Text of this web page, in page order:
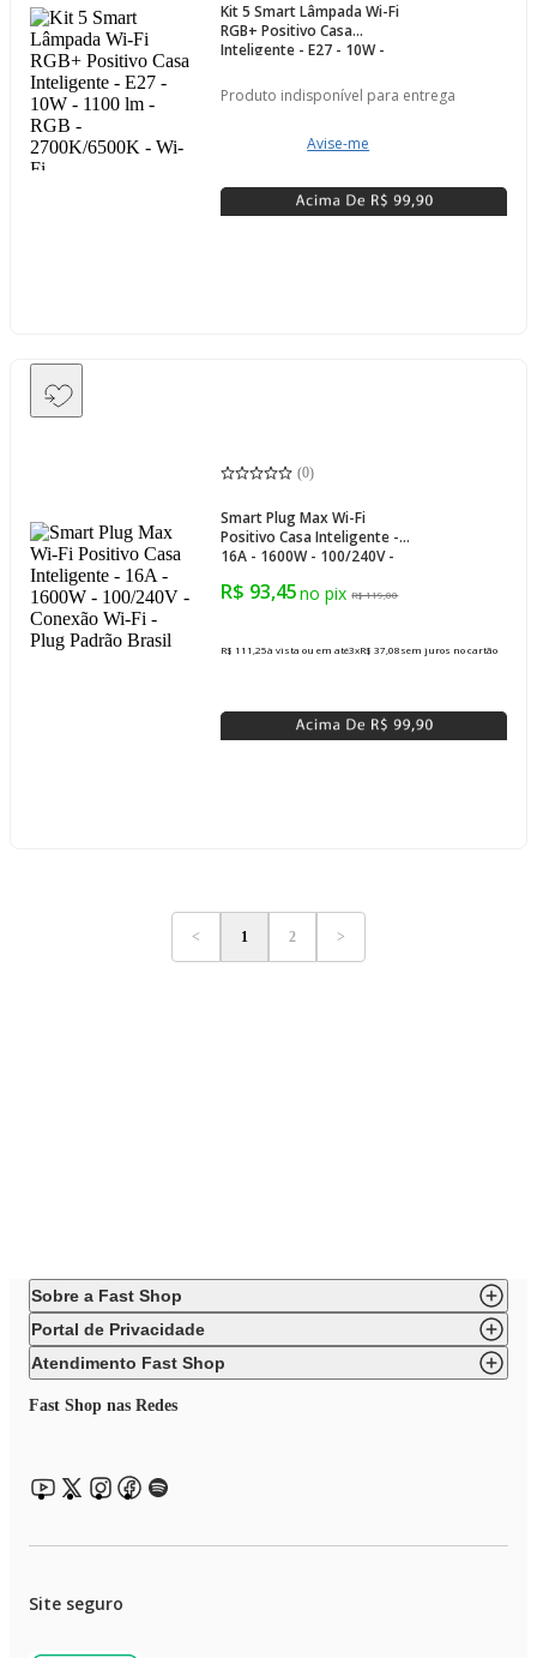
Kit 5 Smart Lâmpada Wi-Fi
RGB+ Positivo Casa
Inteligente - E27 - 10W -
2700K/6500K - Wi-Fi
Produto indisponível para entrega
Avise-me
(0)
Smart Plug Max Wi-Fi
Positivo Casa Inteligente -
16A - 1600W - 100/240V -
Padrão Brasil
R$ 93,45 R$ 119,00
R$ 111,25à vista ou em até3xR$ 37,08sem juros no cartão
< 1 2 >
Sobre a Fast Shop
Portal de Privacidade
Atendimento Fast Shop
Fast Shop nas Redes
Site seguro